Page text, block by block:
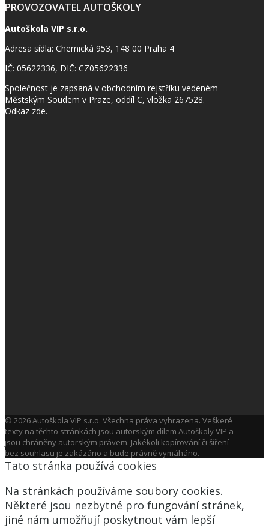
PROVOZOVATEL AUTOŠKOLY
Autoškola VIP s.r.o.
Adresa sídla: Chemická 953, 148 00 Praha 4
IČ: 05622336, DIČ: CZ05622336
Společnost je zapsaná v obchodním rejstříku vedeném
Městským Soudem v Praze, oddíl C, vložka 267528.
Odkaz zde.
© 2026 Autoškola VIP s.r.o. Všechna práva vyhrazena. Veškeré
texty na těchto stránkách jsou autorským dílem Autoškoly VIP a
jsou chráněny autorským právem. Jakékoli kopírování či šíření
bez souhlasu je zakázáno a bude právně vymáháno.
Tato stránka používá cookies
Na stránkách používáme soubory cookies.
Některé jsou nezbytné pro fungování stránek,
jiné nám umožňují poskytnout vám lepší